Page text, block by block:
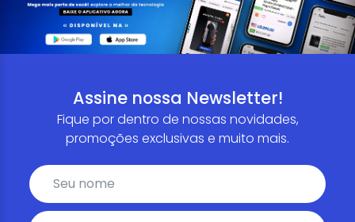
Assine nossa Newsletter!
Fique por dentro de nossas novidades,
promoções exclusivas e muito mais.